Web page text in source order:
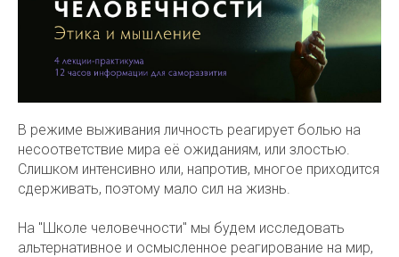
В режиме выживания личность реагирует болью на
несоответствие мира её ожиданиям, или злостью.
Слишком интенсивно или, напротив, многое приходится
сдерживать, поэтому мало сил на жизнь.
На "Школе человечности" мы будем исследовать
альтернативное и осмысленное реагирование на мир,